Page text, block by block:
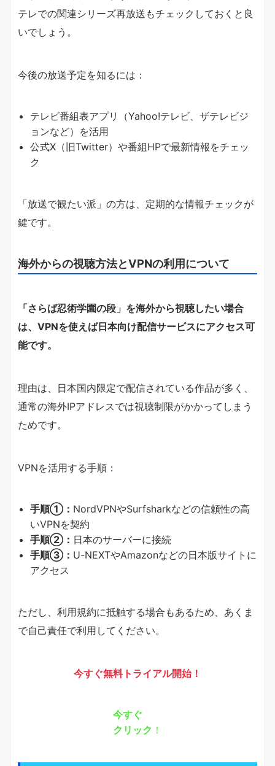
テレでの関連シリーズ再放送もチェックしておくと良
いでしょう。
今後の放送予定を知るには：
テレビ番組表アプリ（Yahoo!テレビ、ザテレビジ
ョンなど）を活用
公式X（旧Twitter）や番組HPで最新情報をチェッ
ク
「放送で観たい派」の方は、定期的な情報チェックが
鍵です。
海外からの視聴方法とVPNの利用について
「さらば忍術学園の段」を海外から視聴したい場合
は、VPNを使えば日本向け配信サービスにアクセス可
能です。
理由は、日本国内限定で配信されている作品が多く、
通常の海外IPアドレスでは視聴制限がかかってしまう
ためです。
VPNを活用する手順：
手順①： NordVPNやSurfsharkなどの信頼性の高
いVPNを契約
手順②： 日本のサーバーに接続
手順③： U-NEXTやAmazonなどの日本版サイトに
アクセス
ただし、利用規約に抵触する場合もあるため、あくま
で自己責任で利用してください。
今すぐ無料トライアル開始！
今すぐ
クリック ！